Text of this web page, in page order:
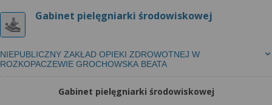
Gabinet pielęgniarki środowiskowej
NIEPUBLICZNY ZAKŁAD OPIEKI ZDROWOTNEJ W
ROZKOPACZEWIE GROCHOWSKA BEATA
Gabinet pielęgniarki środowiskowej